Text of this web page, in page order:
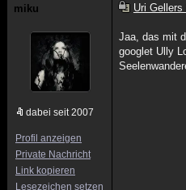
miku
dabei seit 2007
Profil anzeigen
Private Nachricht
Link kopieren
Lesezeichen setzen
Uri
Jaa, das mit
googlet Ully